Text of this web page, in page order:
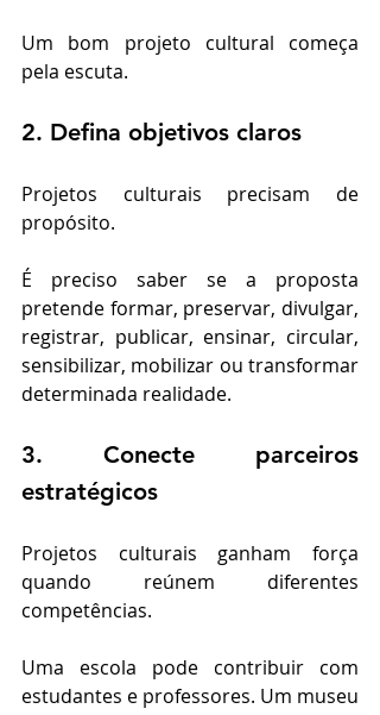
Um bom projeto cultural começa
pela escuta.
2. Defina objetivos claros
Projetos culturais precisam de
propósito.
É preciso saber se a proposta
pretende formar, preservar, divulgar,
registrar, publicar, ensinar, circular,
sensibilizar, mobilizar ou transformar
determinada realidade.
3. Conecte parceiros
estratégicos
Projetos culturais ganham força
quando reúnem diferentes
competências.
Uma escola pode contribuir com
estudantes e professores. Um museu